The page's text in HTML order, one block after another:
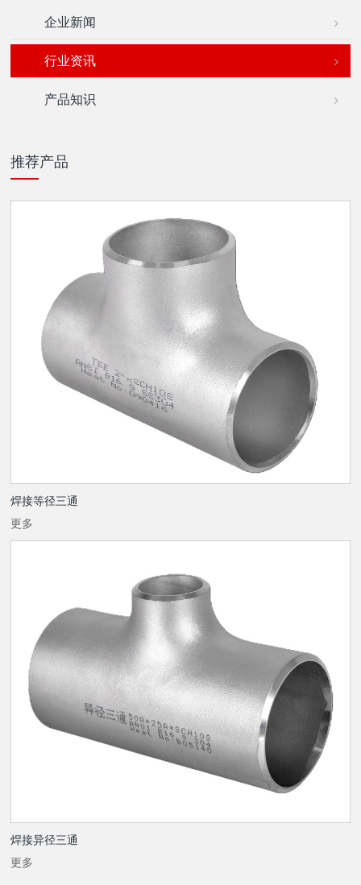
企业新闻
行业资讯
产品知识
推荐产品
焊接等径三通
更多
焊接异径三通
更多